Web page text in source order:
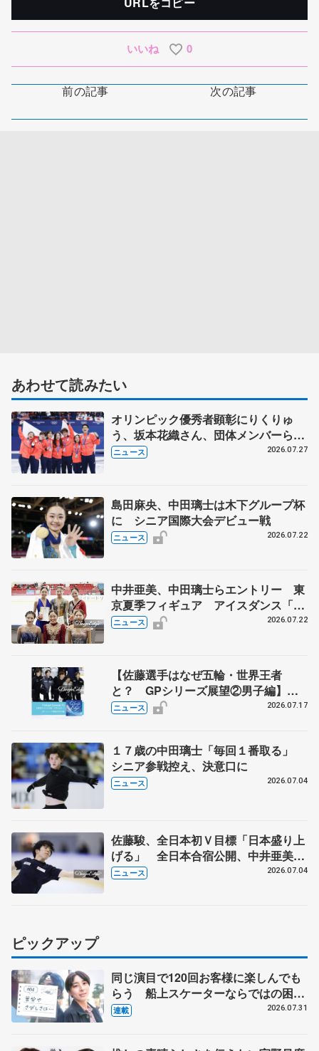
いいね 0
前の記事 次の記事
あわせて読みたい
オリンピック優秀者顕彰にりくりゅ
う、坂本花織さん、団体メンバーら
8月7日に文科省が表彰式、ブルーノ・
ニュース 2026.07.27
島田麻央、中田璃士は木下グループ杯
に シニア国際大会デビュー戦
ニュース 2026.07.22
中井亜美、中田璃士らエントリー 東
京夏季フィギュア アイスダンス「か
ほゆう」や矢島榛乃、北村凌大組も
ニュース 2026.07.22
【佐藤選手はなぜ五輪・世界王者
と？ GPシリーズ展望②男子編】
ポッドキャスト#73を配信
ニュース 2026.07.17
１７歳の中田璃士「毎回１番取る」
シニア参戦控え、決意口に
ニュース 2026.07.04
佐藤駿、全日本初Ｖ目標「日本盛り上
げる」 全日本合宿公開、中井亜美
「表現の幅広げる」 元世界王者のフ
ニュース 2026.07.04
ピックアップ
同じ演目で120回お客様に楽しんでも
らう 船上スケーターならではの困難
とは 影響あったPIW前キャプテン松
連載 2026.07.31